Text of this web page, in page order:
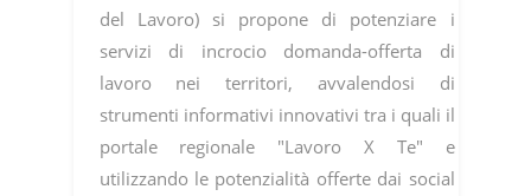
del Lavoro) si propone di potenziare i
servizi di incrocio domanda-offerta di
lavoro nei territori, avvalendosi di
strumenti informativi innovativi tra i quali il
portale regionale "Lavoro X Te" e
utilizzando le potenzialità offerte dai social